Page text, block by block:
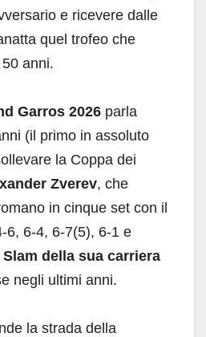
e ricevere dalle
quel trofeo che
anni.
Garros 2026 parla
(il primo in assoluto
la Coppa dei
Zverev, che
in cinque set con il
6, 6-4, 6-7(5), 6-1 e
della sua carriera
negli ultimi anni.
la strada della